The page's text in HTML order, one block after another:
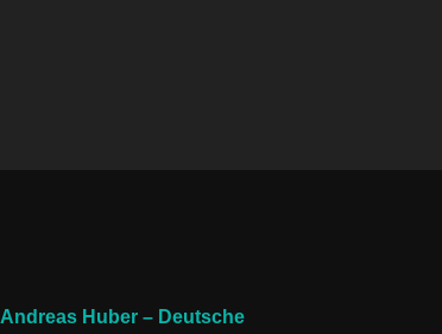
Andreas Huber – Deutsche